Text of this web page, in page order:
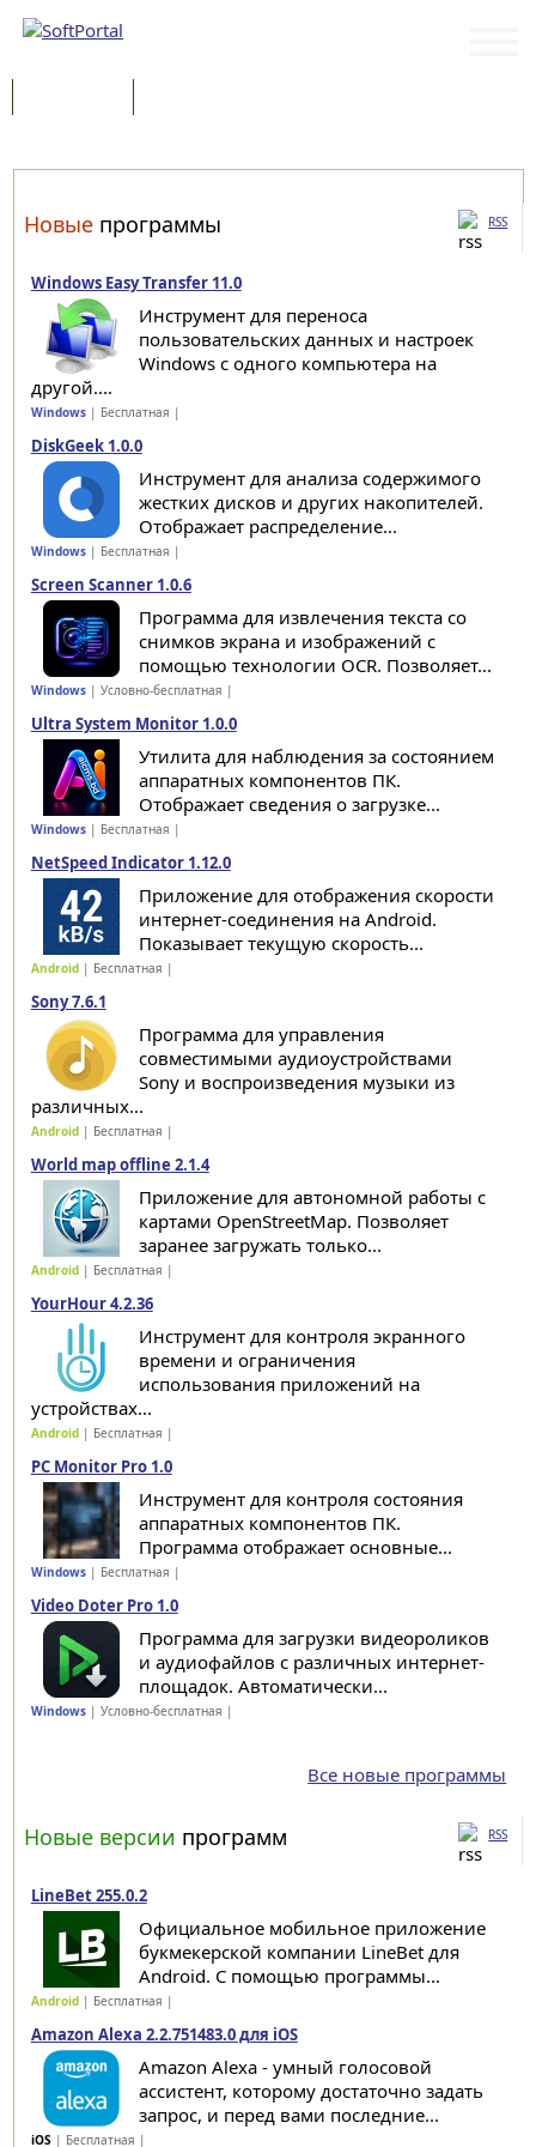
Новыепрограммы RSS
Windows Easy Transfer 11.0
Инструмент для переноса
пользовательских данных и настроек
Windows с одного компьютера на
другой....
Windows| Бесплатная |
DiskGeek 1.0.0
Инструмент для анализа содержимого
жестких дисков и других накопителей.
Отображает распределение...
Windows| Бесплатная |
Screen Scanner 1.0.6
Программа для извлечения текста со
снимков экрана и изображений с
помощью технологии OCR. Позволяет...
Windows| Условно-бесплатная |
Ultra System Monitor 1.0.0
Утилита для наблюдения за состоянием
аппаратных компонентов ПК.
Отображает сведения о загрузке...
Windows| Бесплатная |
NetSpeed Indicator 1.12.0
Приложение для отображения скорости
интернет-соединения на Android.
Показывает текущую скорость...
Android| Бесплатная |
Sony 7.6.1
Программа для управления
совместимыми аудиоустройствами
Sony и воспроизведения музыки из
различных...
Android| Бесплатная |
World map offline 2.1.4
Приложение для автономной работы с
картами OpenStreetMap. Позволяет
заранее загружать только...
Android| Бесплатная |
YourHour 4.2.36
Инструмент для контроля экранного
времени и ограничения
использования приложений на
устройствах...
Android| Бесплатная |
PC Monitor Pro 1.0
Инструмент для контроля состояния
аппаратных компонентов ПК.
Программа отображает основные...
Windows| Бесплатная |
Video Doter Pro 1.0
Программа для загрузки видеороликов
и аудиофайлов с различных интернет-
площадок. Автоматически...
Windows| Условно-бесплатная |
Все новые программы
Новые версии программ RSS
LineBet 255.0.2
Официальное мобильное приложение
букмекерской компании LineBet для
Android. С помощью программы...
Android| Бесплатная |
Amazon Alexa 2.2.751483.0 для iOS
Amazon Alexa - умный голосовой
ассистент, которому достаточно задать
запрос, и перед вами последние...
iOS | Бесплатная |